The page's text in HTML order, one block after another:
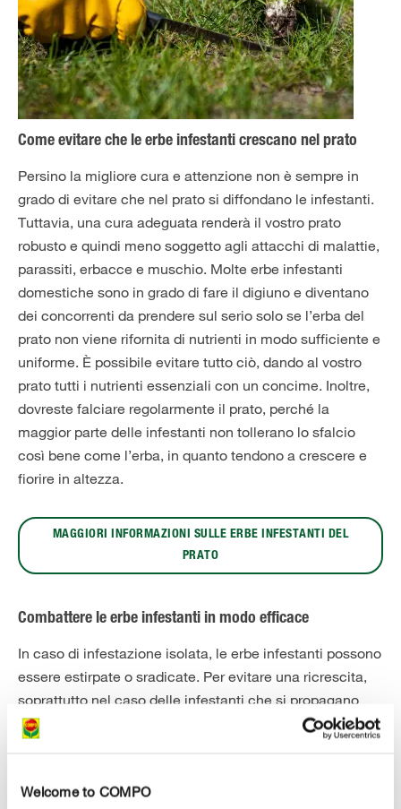
Welcome to COMPO
Come evitare che le erbe infestanti crescano nel prato
Persino la migliore cura e attenzione non è sempre in
grado di evitare che nel prato si diffondano le infestanti.
Tuttavia, una cura adeguata renderà il vostro prato
robusto e quindi meno soggetto agli attacchi di malattie,
parassiti, erbacce e muschio. Molte erbe infestanti
domestiche sono in grado di fare il digiuno e diventano
dei concorrenti da prendere sul serio solo se l’erba del
prato non viene rifornita di nutrienti in modo sufficiente e
uniforme. È possibile evitare tutto ciò, dando al vostro
prato tutti i nutrienti essenziali con un concime. Inoltre,
dovreste falciare regolarmente il prato, perché la
maggior parte delle infestanti non tollerano lo sfalcio
così bene come l’erba, in quanto tendono a crescere e
fiorire in altezza.
MAGGIORI INFORMAZIONI SULLE ERBE INFESTANTI DEL
PRATO
Combattere le erbe infestanti in modo efficace
In caso di infestazione isolata, le erbe infestanti possono
essere estirpate o sradicate. Per evitare una ricrescita,
soprattutto nel caso delle infestanti che si propagano
attraverso le radici, si dovrebbe rimuovere l'intero
infestanti da un luogo. Ma niente paura: con i diserbanti